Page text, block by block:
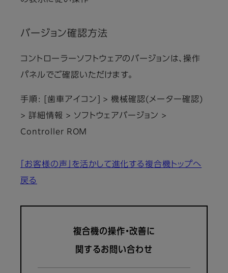
バージョン確認方法
コントローラーソフトウェアのバージョンは、操作
パネルでご確認いただけます。
手順: [歯車アイコン] > 機械確認(メーター確認)
> 詳細情報 > ソフトウェアバージョン >
Controller ROM
「お客様の声」を活かして進化する複合機トップへ
戻る
複合機の操作・改善に
関するお問い合わせ